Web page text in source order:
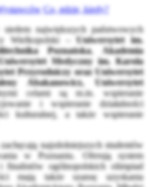
Co, gdzie, kiedy?
największych państwowych
Wielkopolski – Uniwersytet im.
Poznańska,
Akademia
Medyczny im. Karola
Przyrodniczy oraz Uniwersytet
Abakanowicz, Uniwersytet
celami są m.in. wspieranie
i wspieranie działalności
kulturalnej, a także wspieranie
najzdolniejszych studentów
w Poznaniu. Oferują system
finalistów ogólnopolskich olimpiad
mają także szansę uzyskania